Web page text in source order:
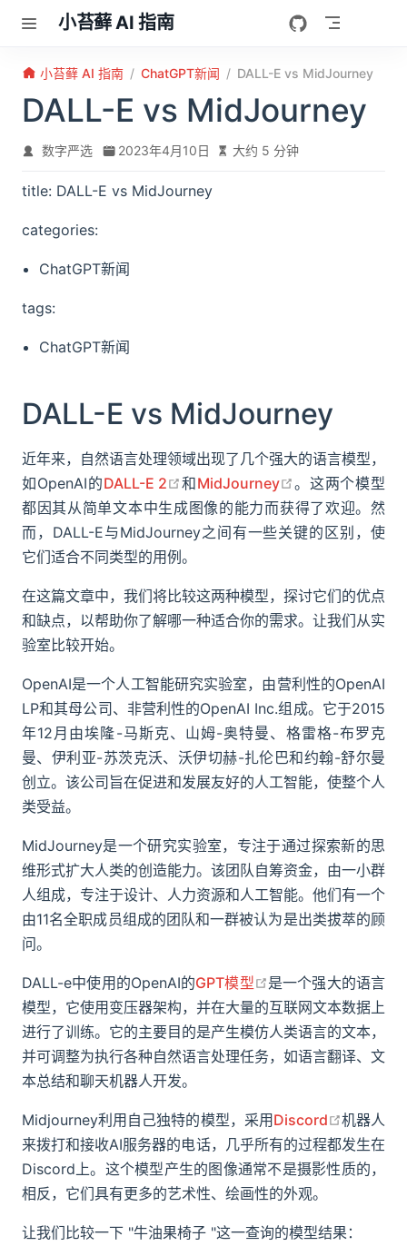
跳至主要內容小苔藓 AI 指南
小苔藓 AI 指南 ChatGPT新闻 DALL-E vs MidJourney
DALL-E vs MidJourney
数字严选 2023年4月10日 大约 5 分钟
title: DALL-E vs MidJourney
categories:
ChatGPT新闻
tags:
ChatGPT新闻
DALL-E vs MidJourney
近年来，自然语言处理领域出现了几个强大的语言模型，
如OpenAI的DALL-E 2 open in new window
和MidJourney open in new
。这两个模型
都因其从简单文本中生成图像的能力而获得了欢迎。然
而，DALL-E与MidJourney之间有一些关键的区别，使
它们适合不同类型的用例。
在这篇文章中，我们将比较这两种模型，探讨它们的优点
和缺点，以帮助你了解哪一种适合你的需求。让我们从实
验室比较开始。
OpenAI是一个人工智能研究实验室，由营利性的OpenAI
LP和其母公司、非营利性的OpenAI Inc.组成。它于2015
年12月由埃隆-马斯克、山姆-奥特曼、格雷格-布罗克
曼、伊利亚-苏茨克沃、沃伊切赫-扎伦巴和约翰-舒尔曼
创立。该公司旨在促进和发展友好的人工智能，使整个人
类受益。
MidJourney是一个研究实验室，专注于通过探索新的思
维形式扩大人类的创造能力。该团队自筹资金，由一小群
人组成，专注于设计、人力资源和人工智能。他们有一个
由11名全职成员组成的团队和一群被认为是出类拔萃的顾
问。
DALL-e中使用的OpenAI的GPT模型 open in new
是一个强大的语言
模型，它使用变压器架构，并在大量的互联网文本数据上
进行了训练。它的主要目的是产生模仿人类语言的文本，
并可调整为执行各种自然语言处理任务，如语言翻译、文
本总结和聊天机器人开发。
Midjourney利用自己独特的模型，采用 Discord open in
机器人
来拨打和接收AI服务器的电话，几乎所有的过程都发生在
Discord上。这个模型产生的图像通常不是摄影性质的，
相反，它们具有更多的艺术性、绘画性的外观。
让我们比较一下 "牛油果椅子 "这一查询的模型结果：